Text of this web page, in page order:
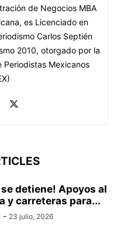
de Negocios MBA
es Licenciado en
Carlos Septién
2010, otorgado por la
Periodistas Mexicanos
se detiene! Apoyos al
y carreteras para...
- 23 julio, 2026